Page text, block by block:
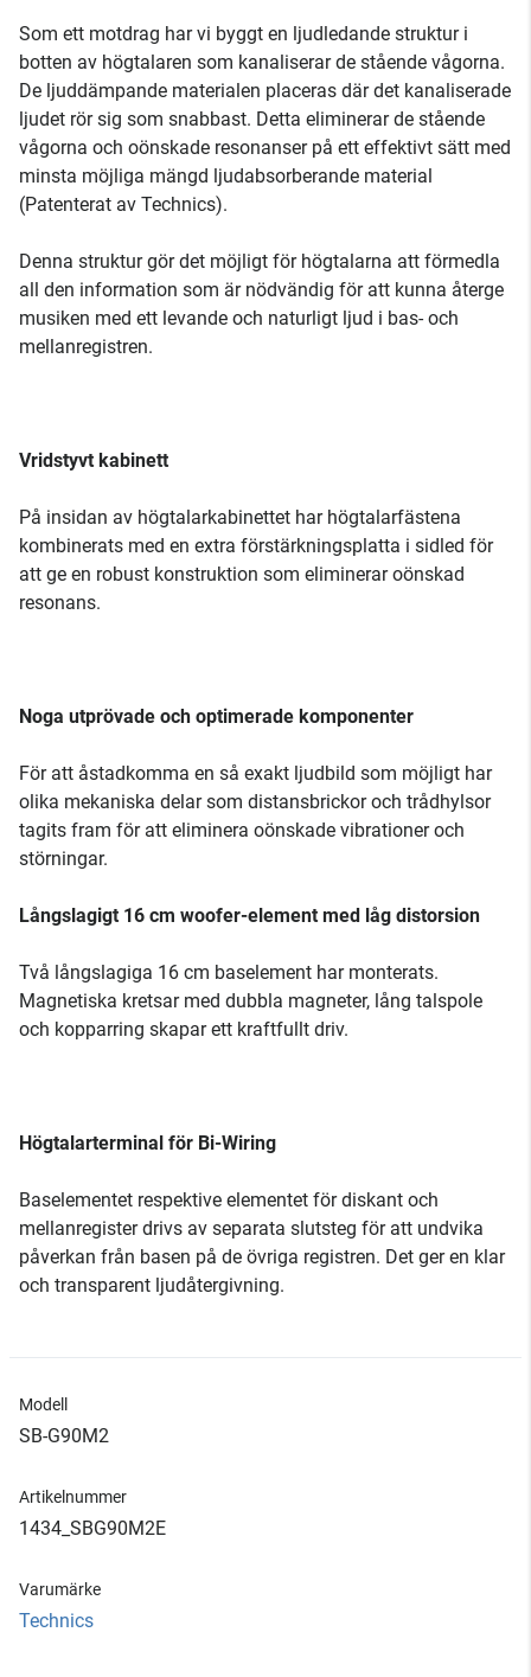
Som ett motdrag har vi byggt en ljudledande struktur i
botten av högtalaren som kanaliserar de stående vågorna.
De ljuddämpande materialen placeras där det kanaliserade
ljudet rör sig som snabbast. Detta eliminerar de stående
vågorna och oönskade resonanser på ett effektivt sätt med
minsta möjliga mängd ljudabsorberande material
(Patenterat av Technics).
Denna struktur gör det möjligt för högtalarna att förmedla
all den information som är nödvändig för att kunna återge
musiken med ett levande och naturligt ljud i bas- och
mellanregistren.
Vridstyvt kabinett
På insidan av högtalarkabinettet har högtalarfästena
kombinerats med en extra förstärkningsplatta i sidled för
att ge en robust konstruktion som eliminerar oönskad
resonans.
Noga utprövade och optimerade komponenter
För att åstadkomma en så exakt ljudbild som möjligt har
olika mekaniska delar som distansbrickor och trådhylsor
tagits fram för att eliminera oönskade vibrationer och
störningar.
Långslagigt 16 cm woofer-element med låg distorsion
Två långslagiga 16 cm baselement har monterats.
Magnetiska kretsar med dubbla magneter, lång talspole
och kopparring skapar ett kraftfullt driv.
Högtalarterminal för Bi-Wiring
Baselementet respektive elementet för diskant och
mellanregister drivs av separata slutsteg för att undvika
påverkan från basen på de övriga registren. Det ger en klar
och transparent ljudåtergivning.
Modell
SB-G90M2
Artikelnummer
1434_SBG90M2E
Varumärke
Technics